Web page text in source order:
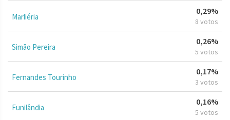
Marliéria
0,29%
8 votos
Simão Pereira
0,26%
5 votos
Fernandes Tourinho
0,17%
3 votos
Funilândia
0,16%
5 votos